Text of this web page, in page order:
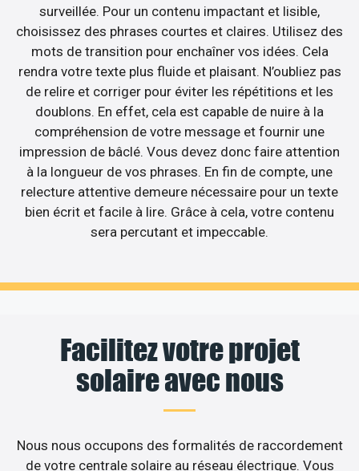
surveillée. Pour un contenu impactant et lisible,
choisissez des phrases courtes et claires. Utilisez des
mots de transition pour enchaîner vos idées. Cela
rendra votre texte plus fluide et plaisant. N’oubliez pas
de relire et corriger pour éviter les répétitions et les
doublons. En effet, cela est capable de nuire à la
compréhension de votre message et fournir une
impression de bâclé. Vous devez donc faire attention
à la longueur de vos phrases. En fin de compte, une
relecture attentive demeure nécessaire pour un texte
bien écrit et facile à lire. Grâce à cela, votre contenu
sera percutant et impeccable.
Facilitez votre projet
solaire avec nous
Nous nous occupons des formalités de raccordement
de votre centrale solaire au réseau électrique. Vous